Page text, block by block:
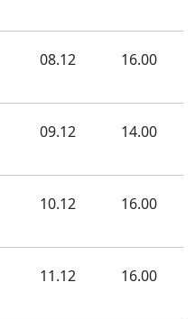
08.12 16.00
09.12 14.00
10.12 16.00
11.12 16.00